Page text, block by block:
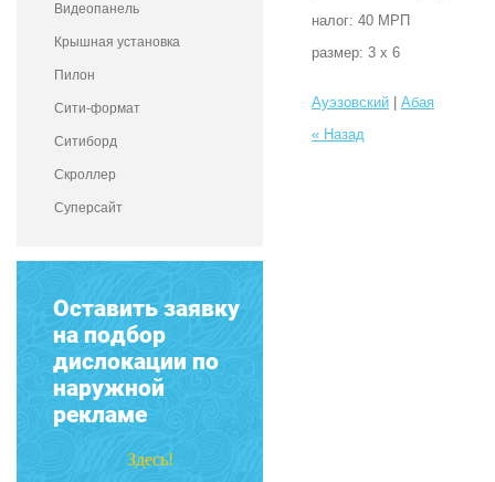
Видеопанель
Крышная установка
Пилон
Сити-формат
Ситиборд
Скроллер
Суперсайт
Оставить заявку
на подбор
дислокации по
наружной
рекламе
Здесь!
налог: 40 МРП
размер: 3 х 6
Ауэзовский
Абая
« Назад